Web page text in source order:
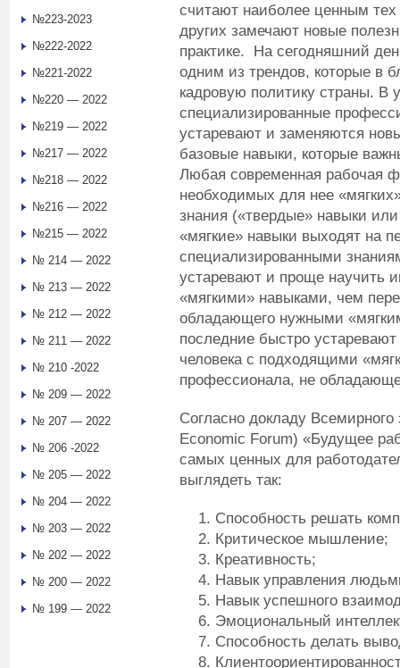
считают наиболее ценным
других замечают новые
практике. На сегодняшний
одним из трендов, которые в
кадровую политику страны. В
специализированные
устаревают и заменяются
базовые навыки, которые
Любая современная рабочая
необходимых для нее
знания («твердые» навыки
«мягкие» навыки выходят на
специализированными
устаревают и проще научить
«мягкими» навыками, чем
обладающего нужными
последние быстро
человека с подходящими
профессионала, не
Согласно докладу
Economic Forum) «Будущее
самых ценных для
выглядеть так:
Способность решать
Критическое мышление;
Креативность;
Навык управления
Навык успешного
Эмоциональный
Способность делать
№223-2023
№222-2022
№221-2022
№220 — 2022
№219 — 2022
№217 — 2022
№218 — 2022
№216 — 2022
№215 — 2022
№ 214 — 2022
№ 213 — 2022
№ 212 — 2022
№ 211 — 2022
№ 210 -2022
№ 209 — 2022
№ 207 — 2022
№ 206 -2022
№ 205 — 2022
№ 204 — 2022
№ 203 — 2022
№ 202 — 2022
№ 200 — 2022
№ 199 — 2022